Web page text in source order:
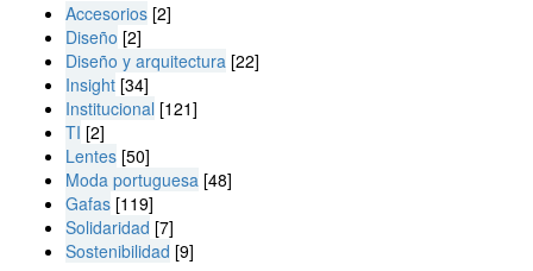
Accesorios [2]
Diseño [2]
Diseño y arquitectura [22]
Insight [34]
Institucional [121]
TI [2]
Lentes [50]
Moda portuguesa [48]
Gafas [119]
Solidaridad [7]
Sostenibilidad [9]